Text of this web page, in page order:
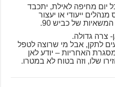
יום מחיפה לאילת, יתכבד
ייעודי או יעצור
של כביש 90.
צרה גדולה.
לתקן, אבל מי שרוצה לטפל
האחריות – יודע לאן
שלו, וזה בטוח לא במטרו.